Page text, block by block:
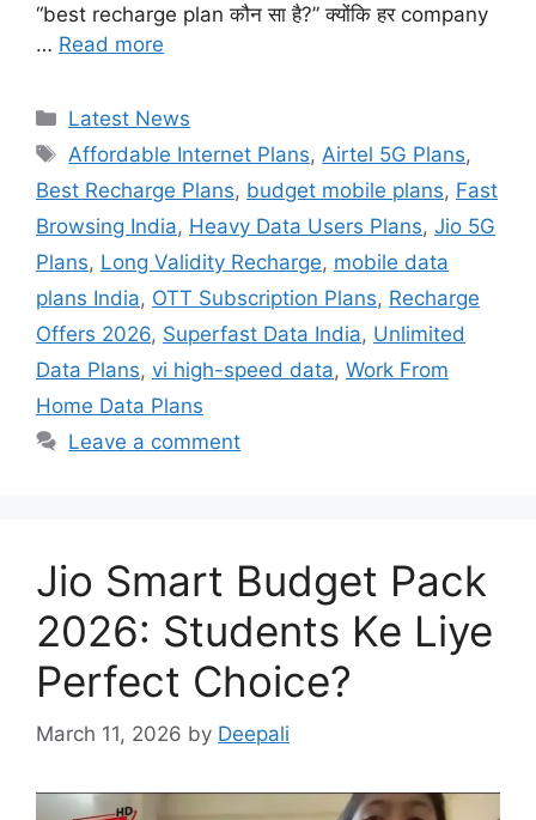
“best recharge plan कौन सा है?” क्योंकि हर company
… Read more
Categories
Latest News
Tags
Affordable Internet Plans, Airtel 5G Plans,
Best Recharge Plans, budget mobile plans, Fast
Browsing India, Heavy Data Users Plans, Jio 5G
Plans, Long Validity Recharge, mobile data
plans India, OTT Subscription Plans, Recharge
Offers 2026, Superfast Data India, Unlimited
Data Plans, vi high-speed data, Work From
Home Data Plans
Leave a comment
Jio Smart Budget Pack
2026: Students Ke Liye
Perfect Choice?
March 11, 2026 by Deepali